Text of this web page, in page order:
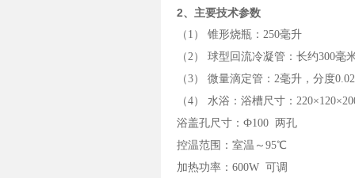
2、主要技术参数
（1） 锥形烧瓶： 250毫升
（2） 球型回流冷凝管：长约300毫
（3） 微量滴定管： 2毫升，分度0.02
（4） 水浴：浴槽尺寸： 220×
浴盖孔尺寸：Ф100 两孔
控温范围：室温～ 95℃
加热功率： 600W 可调